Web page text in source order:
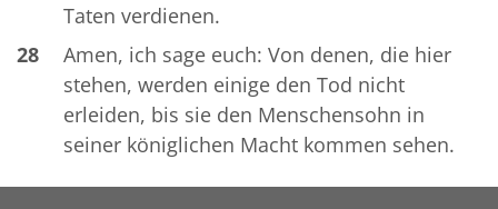
Taten verdienen.
28
Amen, ich sage euch: Von denen, die hier
stehen, werden einige den Tod nicht
erleiden, bis sie den Menschensohn in
seiner königlichen Macht kommen sehen.